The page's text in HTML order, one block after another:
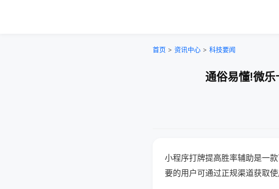
首页 > 资讯中心 > 科技要闻
通俗易懂!微
小程序打牌提高胜率辅助是一
要的用户可通过正规渠道获取使